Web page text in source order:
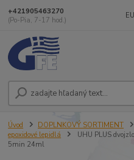
+421905463270
(Po-Pia, 7-17 hod.)
Úvod DOPLNKOVÝ SORTIMENT
epoxidové lepidlá
UHU PLUS
5min 24ml